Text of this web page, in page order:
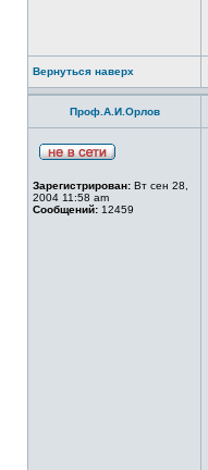
Вернуться наверх
Проф.А.И.Орлов
Зарегистрирован: Вт сен 28,
2004 11:58 am
Сообщений: 12459